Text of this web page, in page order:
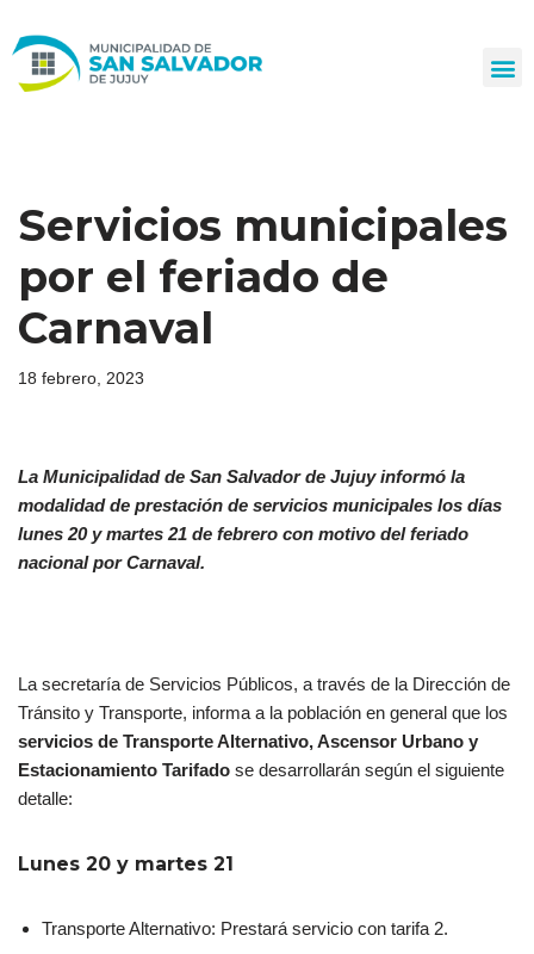
al
Servicios municipales
por el feriado de
Carnaval
18 febrero, 2023
La Municipalidad de San Salvador de Jujuy informó la
modalidad de prestación de servicios municipales los días
lunes 20 y martes 21 de febrero con motivo del feriado
nacional por Carnaval.
La secretaría de Servicios Públicos, a través de la Dirección de
Tránsito y Transporte, informa a la población en general que los
servicios de Transporte Alternativo, Ascensor Urbano y
Estacionamiento Tarifado se desarrollarán según el siguiente
detalle:
Lunes 20 y martes 21
Transporte Alternativo: Prestará servicio con tarifa 2.